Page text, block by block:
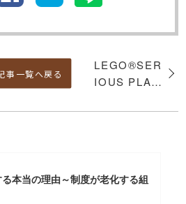
LEGO®SER
IOUS PLAY
たブロックを
事一覧へ戻る
本当の理由～制度が老化する組